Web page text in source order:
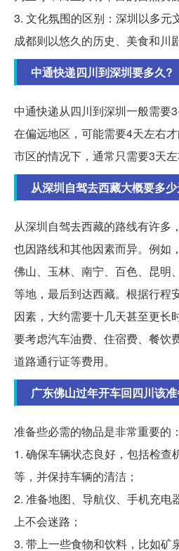
3. 文化氛围的区别：深圳以多元
成都则以悠久的历史、美食和川
中通快递四川到深圳要多久?
中通快递从四川到深圳一般需要
在偏远地区，可能需要4天左右
市区的情况下，通常只需要3天左
从深圳自驾去西藏大概要多
从深圳自驾去西藏的路线有许多
也因路线和其他因素而异。例如
佛山、玉林、南宁、百色、昆明
等地，最后到达西藏。根据行程
因素，大约需要十几天甚至更长
要考虑汽车油费、住宿费、餐饮
道路通行证等费用。
广东佛山过年开车回四川该
准备些必需的物品是非常重要的：
1. 确保车辆状态良好，包括检查
等，并保持车辆的清洁；
2. 准备地图、导航仪、手机充电
上不会迷路；
3. 带上一些食物和饮料，比如矿